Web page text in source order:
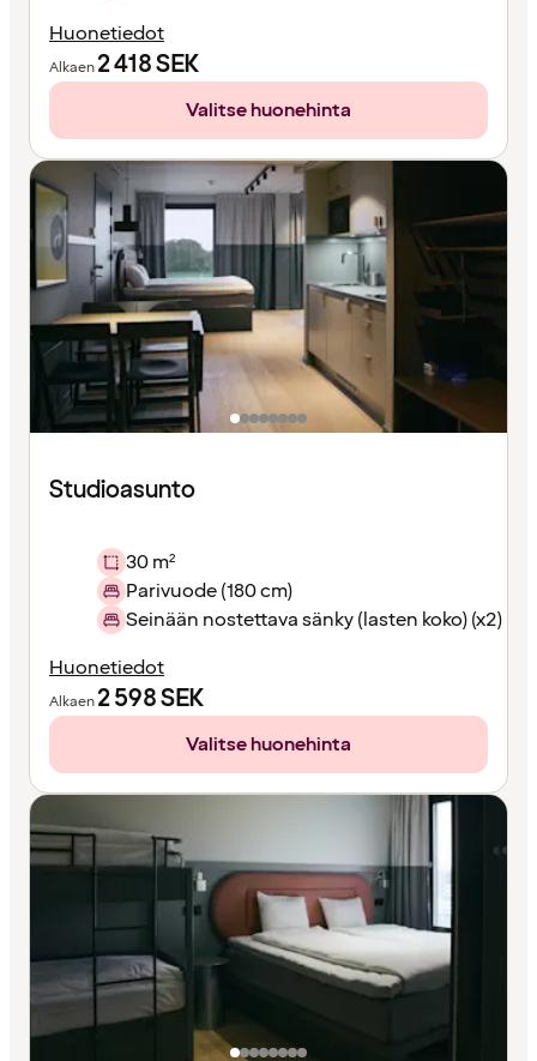
Huonetiedot
Alkaen2 418SEK
Valitse huonehinta
Studioasunto
30 m²
Parivuode (180 cm)
Seinään nostettava sänky (lasten koko) (x2)
Huonetiedot
Alkaen2 598SEK
Valitse huonehinta